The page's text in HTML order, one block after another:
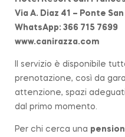
Via A. Diaz 41 – Ponte
WhatsApp: 366 715 7699
www.canirazza.com
Il servizio è disponibile
prenotazione, così da
attenzione, spazi
dal primo momento.
Per chi cerca una